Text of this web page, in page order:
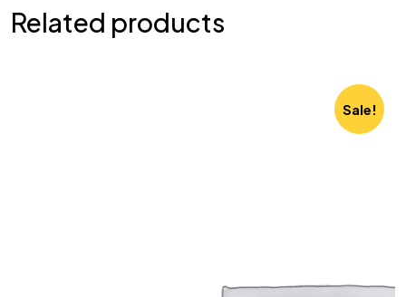
Related products
Sale!